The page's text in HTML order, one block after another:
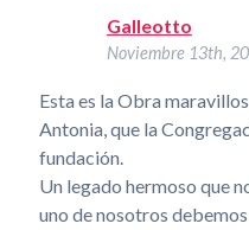
Galleotto
Noviembre 13th,
Esta es la Obra
Antonia, que la
fundación.
Un legado hermoso que
uno de nosotros